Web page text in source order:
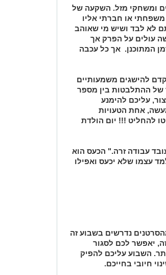
ומשחקי מזל. השקעה של
משפחתי או חברתי אליו
לא לבד ושיש מי שאוהב
עולים על הפרק אך
המתוכנן. אך כל עכבה
להישגים משמעותיים
של ההתלבטות בין מספר
עליכם להימנע
אחת הטעויות
להחליט !!! יום הולדת
עבודה זרה." הכעס הוא
עצמו שלא יכעס ואפילו
נדרשים בשבוע זה
יאפשר לכם לסגור
השבוע עליכם להפיק
חיובי בחייכם.